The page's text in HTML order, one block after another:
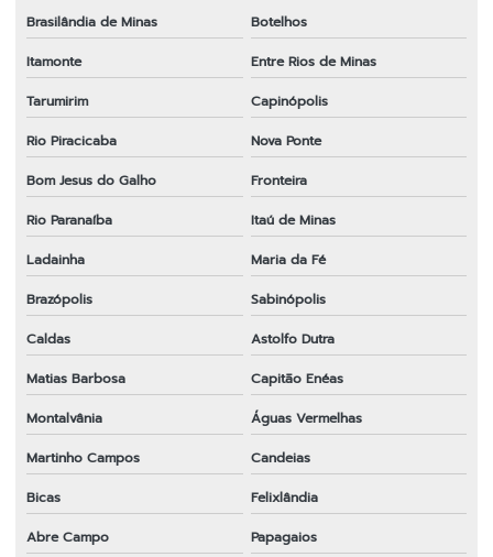
Brasilândia de Minas
Botelhos
Itamonte
Entre Rios de Minas
Tarumirim
Capinópolis
Rio Piracicaba
Nova Ponte
Bom Jesus do Galho
Fronteira
Rio Paranaíba
Itaú de Minas
Ladainha
Maria da Fé
Brazópolis
Sabinópolis
Caldas
Astolfo Dutra
Matias Barbosa
Capitão Enéas
Montalvânia
Águas Vermelhas
Martinho Campos
Candeias
Bicas
Felixlândia
Abre Campo
Papagaios